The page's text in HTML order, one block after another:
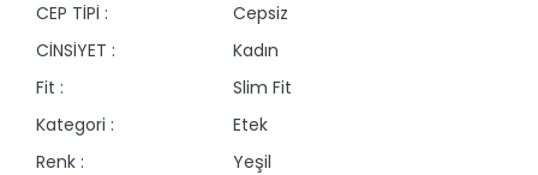
CEP TİPİ :
Cepsiz
CİNSİYET :
Kadın
Fit :
Slim Fit
Kategori :
Etek
Renk :
Yeşil